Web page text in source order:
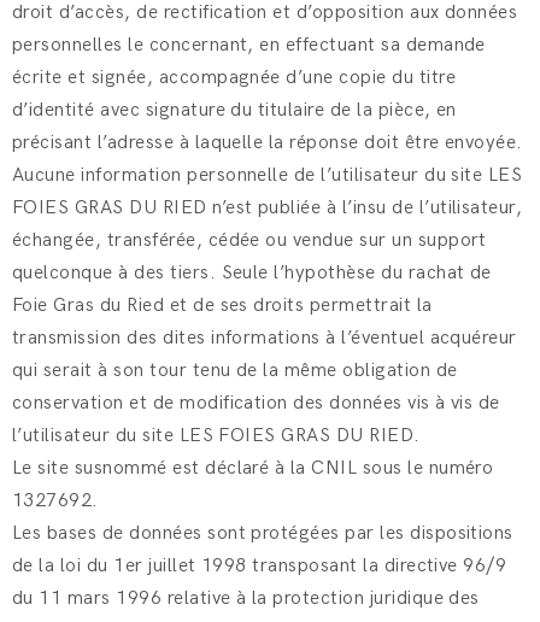
droit d’accès, de rectification et d’opposition aux données
personnelles le concernant, en effectuant sa demande
écrite et signée, accompagnée d’une copie du titre
d’identité avec signature du titulaire de la pièce, en
précisant l’adresse à laquelle la réponse doit être envoyée.
Aucune information personnelle de l’utilisateur du site LES
FOIES GRAS DU RIED n’est publiée à l’insu de l’utilisateur,
échangée, transférée, cédée ou vendue sur un support
quelconque à des tiers. Seule l’hypothèse du rachat de
Foie Gras du Ried et de ses droits permettrait la
transmission des dites informations à l’éventuel acquéreur
qui serait à son tour tenu de la même obligation de
conservation et de modification des données vis à vis de
l’utilisateur du site LES FOIES GRAS DU RIED.
Le site susnommé est déclaré à la CNIL sous le numéro
1327692.
Les bases de données sont protégées par les dispositions
de la loi du 1er juillet 1998 transposant la directive 96/9
du 11 mars 1996 relative à la protection juridique des